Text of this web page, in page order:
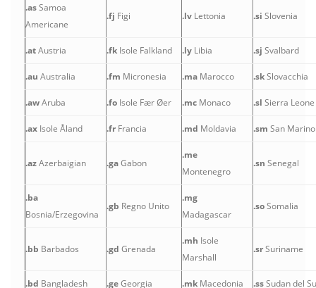
.asSamoa
Americane
.fj Figi .lv Lettonia .si Slovenia
.atAustria .fk Isole Falkland .ly Libia .sj Svalbard
.au Australia .fm Micronesia .ma Marocco .skSlovacchia
.awAruba .fo Isole Fær Øer .mc Monaco .sl Sierra Leone
.ax Isole Åland .fr Francia .md Moldavia .sm San Marino
.azAzerbaigian .gaGabon
.me
Montenegro
.sn Senegal
.ba
Bosnia/Erzegovina
.gb Regno Unito
.mg
Madagascar
.soSomalia
.bb Barbados .gd Grenada
.mh Isole
Marshall
.srSuriname
.bd Bangladesh .geGeorgia .mk Macedonia .ssSudan del